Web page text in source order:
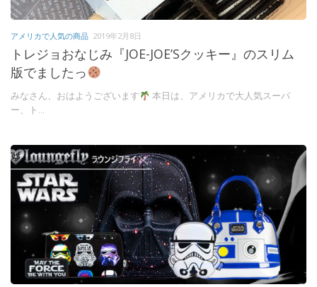
アメリカで人気の商品 2019年2月8日
トレジョおなじみ『JOE-JOE’Sクッキー』のスリム
版でましたっ
みなさん、おはようございます
本日は、アメリカで大人気スーパ
ー、ト...